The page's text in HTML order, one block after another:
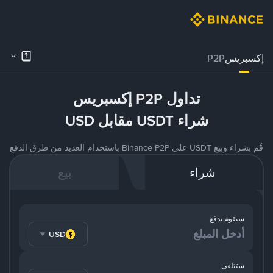
إكسبريسP2P
تداول P2P إكسبريس
شراء USDT مقابل USD
قُم بشراء وبيع USDT على Binance P2P باستخدام العديد من طرق الدفع
شراء بيع
ستقوم بدفع
USD
ستتلقى